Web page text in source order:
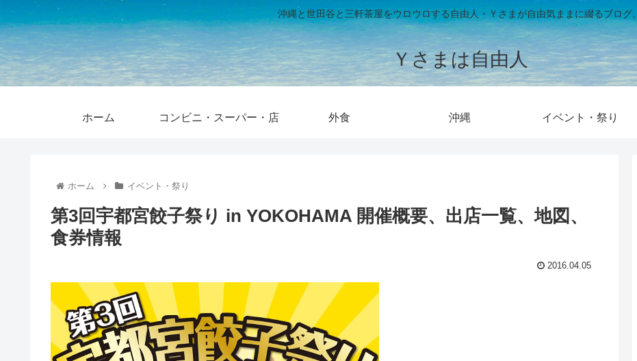
沖縄と世田谷と三軒茶屋をウロウロする自由人・Ｙさまが自由気ままに綴るブログ。
Ｙさまは自由人
ホーム コンビニ・スーパー・店 外食 沖縄 イベント・祭り
ホーム イベント・祭り
第3回宇都宮餃子祭り in YOKOHAMA 開催概要、出店一覧、地図、
食券情報
2016.04.05